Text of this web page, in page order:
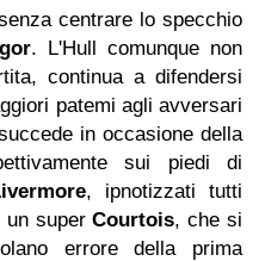
centrare lo specchio
. L'Hull comunque non
continua a difendersi
patemi agli avversari
in occasione della
sui piedi di
, ipnotizzati tutti
un superCourtois, che si
errore della prima